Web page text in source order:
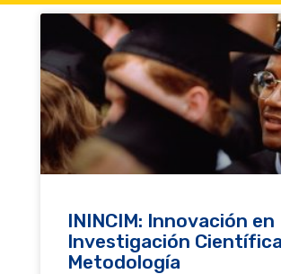
ININCIM: Innovación en
Investigación
Metodología